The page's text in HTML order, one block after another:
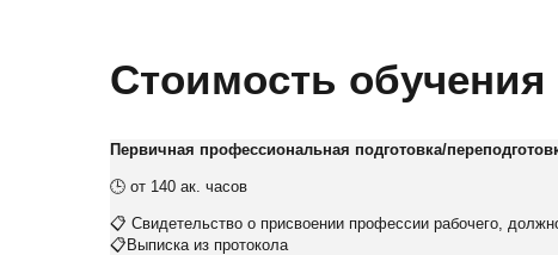
Стоимость обучения
Первичная профессиональная подготовка/
🕒 от 140 ак. часов
📋 Свидетельство о присвоении профессии рабочего,
📋Выписка из протокола